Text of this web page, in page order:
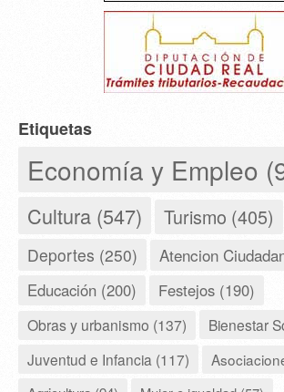
Etiquetas
Economía y Empleo
Cultura (547) Turismo (405)
Deportes (250) Atencion
Educación (200) Festejos (190)
Obras y urbanismo (137)
Bienestar
Juventud e Infancia (117)